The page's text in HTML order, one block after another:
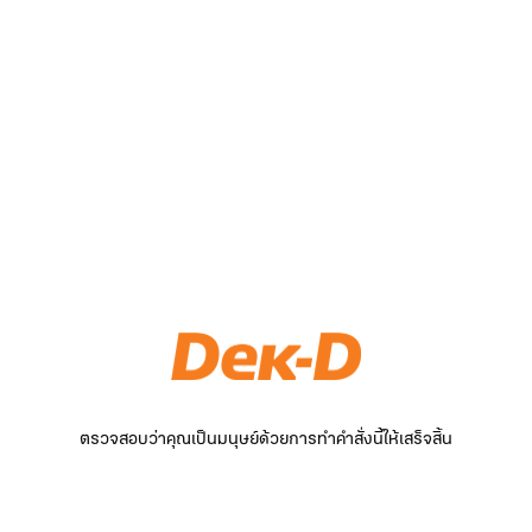
ตรวจสอบว่าคุณเป็นมนุษย์ด้วยการทำคำสั่งนี้ให้เสร็จสิ้น